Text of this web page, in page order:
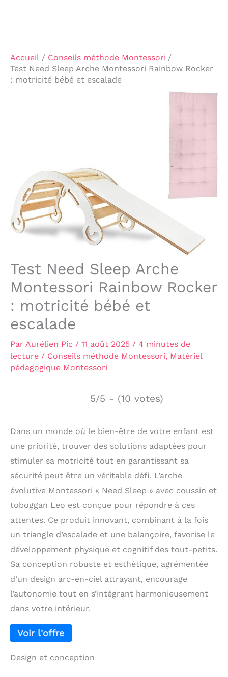
Accueil
Conseils méthode Montessori
Test Need Sleep Arche Montessori Rainbow Rocker
: motricité bébé et escalade
Test Need Sleep Arche
Montessori Rainbow Rocker
: motricité bébé et
escalade
Par Aurélien Pic / 11 août 2025 / 4 minutes de
lecture / Conseils méthode Montessori, Matériel
pédagogique Montessori
5/5 - (10 votes)
Dans un monde où le bien-être de votre enfant est
une priorité, trouver des solutions adaptées pour
stimuler sa motricité tout en garantissant sa
sécurité peut être un véritable défi. L’arche
évolutive Montessori « Need Sleep » avec coussin et
toboggan Leo est conçue pour répondre à ces
attentes. Ce produit innovant, combinant à la fois
un triangle d’escalade et une balançoire, favorise le
développement physique et cognitif des tout-petits.
Sa conception robuste et esthétique, agrémentée
d’un design arc-en-ciel attrayant, encourage
l’autonomie tout en s’intégrant harmonieusement
dans votre intérieur.
Design et conception